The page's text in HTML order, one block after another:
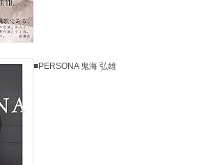
■PERSONA 鬼海 弘雄